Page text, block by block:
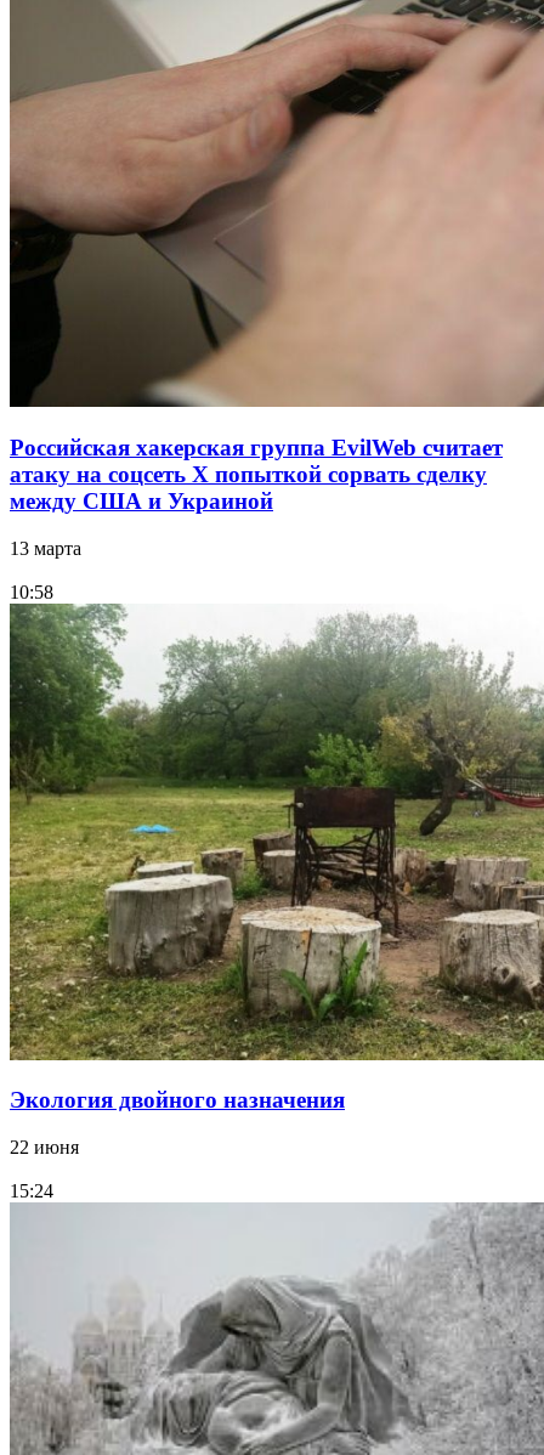
Российская хакерская группа EvilWeb считает
атаку на соцсеть Х попыткой сорвать сделку
между США и Украиной
13 марта
10:58
Экология двойного назначения
22 июня
15:24